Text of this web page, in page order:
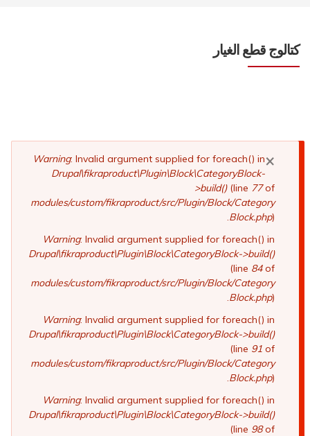
كتالوج قطع الغيار
رسالة
الخطأ
Warning: Invalid argument supplied for foreach() in
Drupal\fikraproduct\Plugin\Block\CategoryBlock-
>build()(line77of
modules/custom/fikraproduct/src/Plugin/Block/Category
Block.php
Warning: Invalid argument supplied for foreach() in
Drupal\fikraproduct\Plugin\Block\CategoryBlock->build()
(line84of
modules/custom/fikraproduct/src/Plugin/Block/Category
Block.php
Warning: Invalid argument supplied for foreach() in
Drupal\fikraproduct\Plugin\Block\CategoryBlock->build()
(line91of
modules/custom/fikraproduct/src/Plugin/Block/Category
Block.php
Warning: Invalid argument supplied for foreach() in
Drupal\fikraproduct\Plugin\Block\CategoryBlock->build()
(line98of